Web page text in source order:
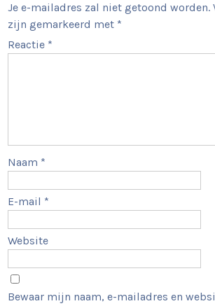
Je e-mailadres zal niet getoond worden.
zijn gemarkeerd met *
Reactie *
Naam *
E-mail *
Website
Bewaar mijn naam, e-mailadres en